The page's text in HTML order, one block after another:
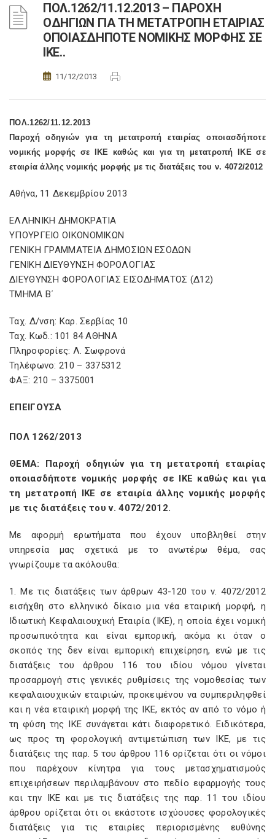
ΠΟΛ.1262/11.12.2013 – ΠΑΡΟΧΗ
ΟΔΗΓΙΩΝ ΓΙΑ ΤΗ ΜΕΤΑΤΡΟΠΗ ΕΤΑΙΡΙΑΣ
ΟΠΟΙΑΣΔΗΠΟΤΕ ΝΟΜΙΚΗΣ ΜΟΡΦΗΣ ΣΕ
ΙΚΕ..
11/12/2013
ΠΟΛ.1262/11.12.2013
Παροχή οδηγιών για τη μετατροπή εταιρίας οποιασδήποτε
νομικής μορφής σε ΙΚΕ καθώς και για τη μετατροπή ΙΚΕ σε
εταιρία άλλης νομικής μορφής με τις διατάξεις του ν. 4072/2012
Αθήνα, 11 Δεκεμβρίου 2013
ΕΛΛΗΝΙΚΗ ΔΗΜΟΚΡΑΤΙΑ
ΥΠΟΥΡΓΕΙΟ ΟΙΚΟΝΟΜΙΚΩΝ
ΓΕΝΙΚΗ ΓΡΑΜΜΑΤΕΙΑ ΔΗΜΟΣΙΩΝ ΕΣΟΔΩΝ
ΓΕΝΙΚΗ ΔΙΕΥΘΥΝΣΗ ΦΟΡΟΛΟΓΙΑΣ
ΔΙΕΥΘΥΝΣΗ ΦΟΡΟΛΟΓΙΑΣ ΕΙΣΟΔΗΜΑΤΟΣ (Δ12)
ΤΜΗΜΑ Β΄
Ταχ. Δ/νση: Καρ. Σερβίας 10
Ταχ. Κωδ.: 101 84 ΑΘΗΝΑ
Πληροφορίες: Λ. Σωφρονά
Τηλέφωνο: 210 – 3375312
ΦΑΞ: 210 – 3375001
ΕΠΕΙΓΟΥΣΑ
ΠΟΛ 1262/2013
ΘΕΜΑ: Παροχή οδηγιών για τη μετατροπή εταιρίας
οποιασδήποτε νομικής μορφής σε ΙΚΕ καθώς και για
τη μετατροπή ΙΚΕ σε εταιρία άλλης νομικής μορφής
με τις διατάξεις του ν. 4072/2012.
Με αφορμή ερωτήματα που έχουν υποβληθεί στην
υπηρεσία μας σχετικά με το ανωτέρω θέμα, σας
γνωρίζουμε τα ακόλουθα:
1. Με τις διατάξεις των άρθρων 43-120 του ν. 4072/2012
εισήχθη στο ελληνικό δίκαιο μια νέα εταιρική μορφή, η
Ιδιωτική Κεφαλαιουχική Εταιρία (ΙΚΕ), η οποία έχει νομική
προσωπικότητα και είναι εμπορική, ακόμα κι όταν ο
σκοπός της δεν είναι εμπορική επιχείρηση, ενώ με τις
διατάξεις του άρθρου 116 του ιδίου νόμου γίνεται
προσαρμογή στις γενικές ρυθμίσεις της νομοθεσίας των
κεφαλαιουχικών εταιριών, προκειμένου να συμπεριληφθεί
και η νέα εταιρική μορφή της ΙΚΕ, εκτός αν από το νόμο ή
τη φύση της ΙΚΕ συνάγεται κάτι διαφορετικό. Ειδικότερα,
ως προς τη φορολογική αντιμετώπιση των ΙΚΕ, με τις
διατάξεις της παρ. 5 του άρθρου 116 ορίζεται ότι οι νόμοι
που παρέχουν κίνητρα για τους μετασχηματισμούς
επιχειρήσεων περιλαμβάνουν στο πεδίο εφαρμογής τους
και την ΙΚΕ και με τις διατάξεις της παρ. 11 του ιδίου
άρθρου ορίζεται ότι οι εκάστοτε ισχύουσες φορολογικές
διατάξεις για τις εταιρίες περιορισμένης ευθύνης